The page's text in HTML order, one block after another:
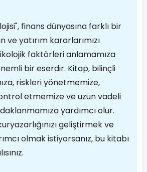
finans dünyasına farklı bir
ve yatırım kararlarımızı
faktörleri anlamamıza
bir eserdir. Kitap, bilinçli
riskleri yönetmemize,
etmemize ve uzun vadeli
yardımcı olur.
geliştirmek ve
olmak istiyorsanız, bu kitabı